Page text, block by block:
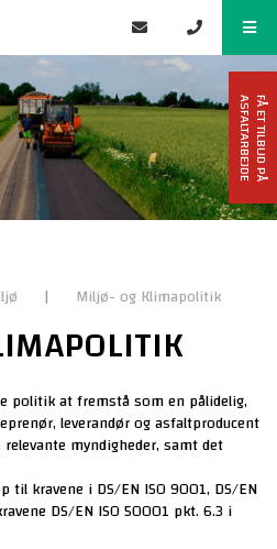
| Miljø- og Klimapolitik
F
Å
E
T
T
I
L
B
U
D
P
Å
A
S
F
A
L
T
A
R
B
E
J
D
E
politik at fremstå som en pålidelig,
leverandør og asfaltproducent
myndigheder, samt det
til kravene i DS/EN ISO 9001, DS/EN
DS/EN ISO 50001 pkt. 6.3 i